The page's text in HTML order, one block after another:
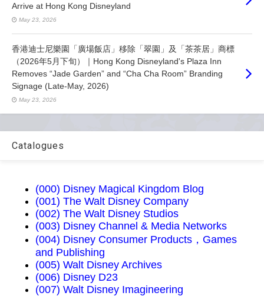
Arrive at Hong Kong Disneyland
May 23, 2026
香港迪士尼樂園「廣場飯店」移除「翠園」及「茶茶居」商標
（2026年5月下旬）｜Hong Kong Disneyland's Plaza Inn
Removes “Jade Garden” and “Cha Cha Room” Branding
Signage (Late-May, 2026)
May 23, 2026
Catalogues
(000) Disney Magical Kingdom Blog
(001) The Walt Disney Company
(002) The Walt Disney Studios
(003) Disney Channel & Media Networks
(004) Disney Consumer Products，Games
and Publishing
(005) Walt Disney Archives
(006) Disney D23
(007) Walt Disney Imagineering